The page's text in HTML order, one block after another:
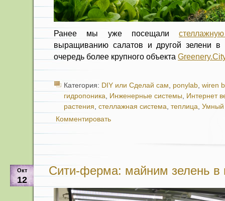
Ранее мы уже посещали
выращиванию салатов и другой зелени в
очередь более крупного объекта
Категория: DIY или Сделай сам, ponylab, wiren
гидропоника, Инженерные системы, Интернет
растения, стеллажная система, теплица,
Комментировать
Окт
12
Сити-ферма: майним зелень в